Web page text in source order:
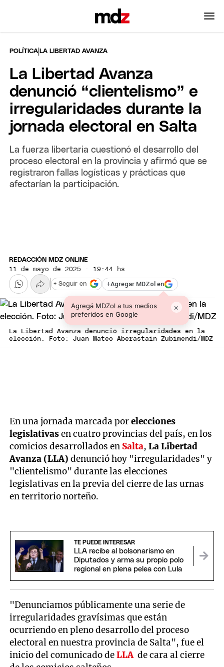
POLÍTICA |LA LIBERTAD AVANZA
La Libertad Avanza
denunció “clientelismo” e
irregularidades durante la
jornada electoral en Salta
La fuerza libertaria cuestionó el desarrollo del
proceso electoral en la provincia y afirmó que se
registraron fallas logísticas y prácticas que
afectarían la participación.
REDACCIÓN MDZ ONLINE
11 de mayo de 2025 · 19:44 hs
+Agregar MDZol en
Agregá MDZol a tus medios
preferidos en Google
×
+ Seguir en
La Libertad Avanza denunció irregularidades en la
elección. Foto: Juan Mateo Aberastain Zubimendi/MDZ
En una jornada marcada porelecciones
legislativasen cuatro provincias del país, en los
comicios desarrollados en Salta,La Libertad
Avanza (LLA) denunció hoy "irregularidades" y
"clientelismo" durante las elecciones
legislativas en la previa del cierre de las urnas
en territorio norteño.
TE PUEDE INTERESAR
LLA recibe al bolsonarismo en
Diputados y arma su propio polo
regional en plena pelea con Lula
"Denunciamos públicamente una serie de
irregularidades gravísimas que están
ocurriendo en pleno desarrollo del proceso
electoral en nuestra provincia de Salta", fue el
inicio del comunicado deLLAde cara al cierre